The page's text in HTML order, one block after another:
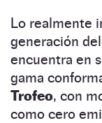
Lo realmente
generación del
encuentra en
gama
Trofeo, con
como cero